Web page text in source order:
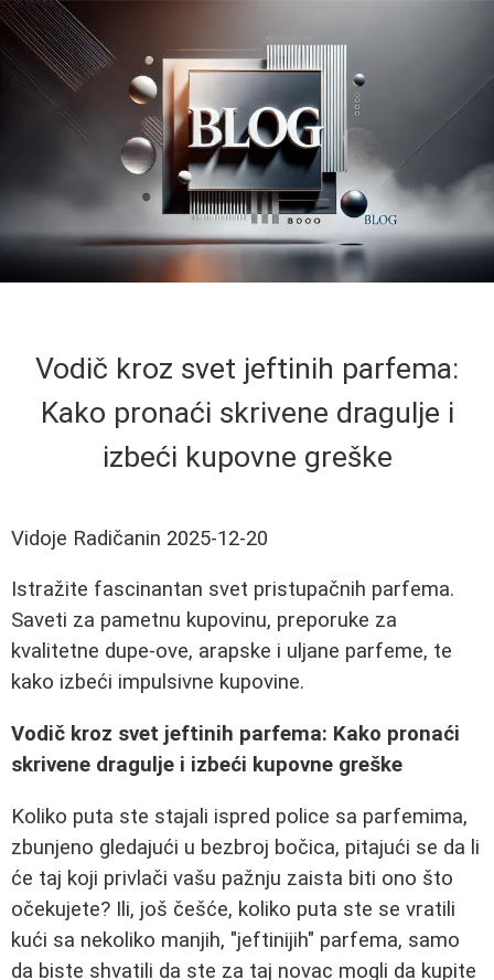
Vodič kroz svet jeftinih parfema:
Kako pronaći skrivene dragulje i
izbeći kupovne greške
Vidoje Radičanin 2025-12-20
Istražite fascinantan svet pristupačnih parfema.
Saveti za pametnu kupovinu, preporuke za
kvalitetne dupe-ove, arapske i uljane parfeme, te
kako izbeći impulsivne kupovine.
Vodič kroz svet jeftinih parfema: Kako pronaći
skrivene dragulje i izbeći kupovne greške
Koliko puta ste stajali ispred police sa parfemima,
zbunjeno gledajući u bezbroj bočica, pitajući se da li
će taj koji privlači vašu pažnju zaista biti ono što
očekujete? Ili, još češće, koliko puta ste se vratili
kući sa nekoliko manjih, "jeftinijih" parfema, samo
da biste shvatili da ste za taj novac mogli da kupite